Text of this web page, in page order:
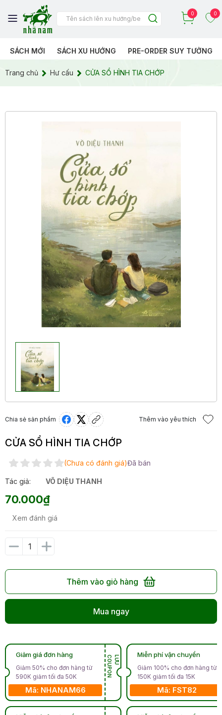
0 0
SÁCH MỚI SÁCH XU HƯỚNG PRE-ORDER SUY TƯỞNG
Trang chủ Hư cấu CỬA SỔ HÌNH TIA CHỚP
Chia sẻ sản phẩm Thêm vào yêu thích
CỬA SỔ HÌNH TIA CHỚP
(Chưa có đánh giá)Đã bán
Tác giả: VÕ DIỆU THANH
70.000₫
Xem đánh giá
Thêm vào giỏ hàng
Mua ngay
Giảm giá đơn hàng
Giảm 50% cho đơn hàng từ
590K giảm tối đa 50K
Mã: NHANAM66
L
Ư
U
C
O
U
P
O
N
Miễn phí vận chuyển
Giảm 100% cho đơn hàng từ
150K giảm tối đa 15K
Mã: FST82